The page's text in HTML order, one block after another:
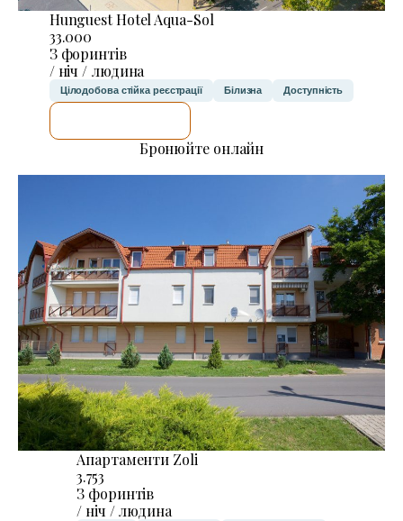
Hunguest Hotel Aqua-Sol
33.000
З форинтів
/ ніч / людина
Цілодобова стійка реєстрації Білизна Доступність
Бронюйте онлайн
Апартаменти Zoli
3.753
З форинтів
/ ніч / людина